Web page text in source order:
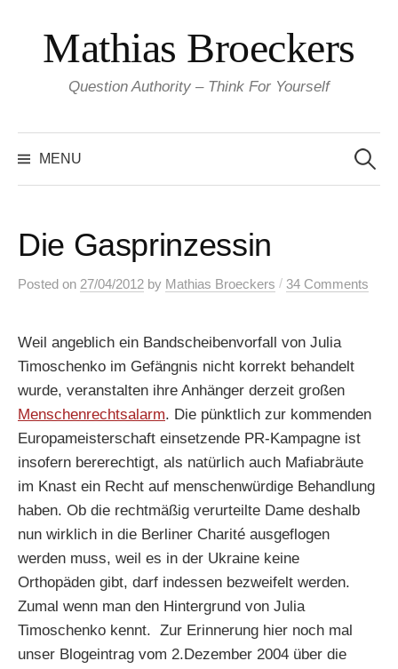
content
Mathias Broeckers
Question Authority – Think For Yourself
MENU
for:
Die Gasprinzessin
Posted on 27/04/2012 by Mathias Broeckers / 34 Comments
Weil angeblich ein Bandscheibenvorfall von Julia
Timoschenko im Gefängnis nicht korrekt behandelt
wurde, veranstalten ihre Anhänger derzeit großen
Menschenrechtsalarm. Die pünktlich zur kommenden
Europameisterschaft einsetzende PR-Kampagne ist
insofern bererechtigt, als natürlich auch Mafiabräute
im Knast ein Recht auf menschenwürdige Behandlung
haben. Ob die rechtmäßig verurteilte Dame deshalb
nun wirklich in die Berliner Charité ausgeflogen
werden muss, weil es in der Ukraine keine
Orthopäden gibt, darf indessen bezweifelt werden.
Zumal wenn man den Hintergrund von Julia
Timoschenko kennt. Zur Erinnerung hier noch mal
unser Blogeintrag vom 2.Dezember 2004 über die